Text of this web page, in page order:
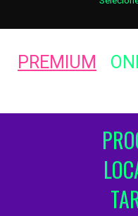
PREMIUM